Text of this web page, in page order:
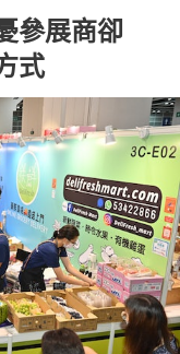
參展商卻
式